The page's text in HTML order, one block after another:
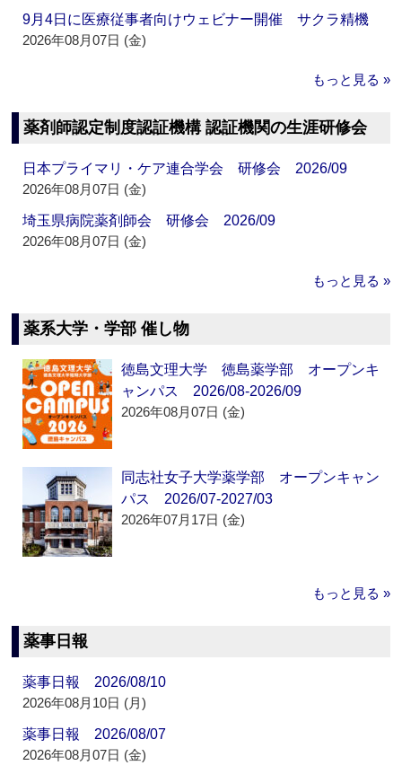
9月4日に医療従事者向けウェビナー開催 サクラ精機
2026年08月07日 (金)
もっと見る »
薬剤師認定制度認証機構 認証機関の生涯研修会
日本プライマリ・ケア連合学会 研修会 2026/09
2026年08月07日 (金)
埼玉県病院薬剤師会 研修会 2026/09
2026年08月07日 (金)
もっと見る »
薬系大学・学部 催し物
徳島文理大学 徳島薬学部 オープンキ
ャンパス 2026/08-2026/09
2026年08月07日 (金)
同志社女子大学薬学部 オープンキャン
パス 2026/07-2027/03
2026年07月17日 (金)
もっと見る »
薬事日報
薬事日報 2026/08/10
2026年08月10日 (月)
薬事日報 2026/08/07
2026年08月07日 (金)